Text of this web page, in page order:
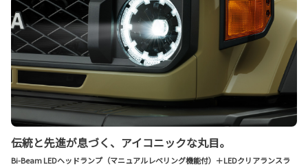
伝統と先進が息づく、アイコニックな丸目。
Bi-Beam LEDヘッドランプ（マニュアルレベリング機能付）＋LEDクリアランスラ